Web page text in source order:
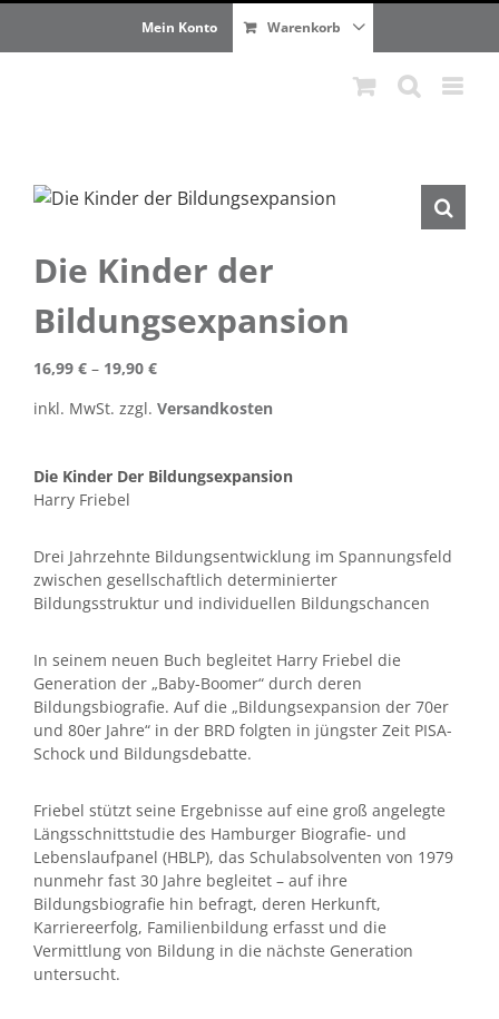
Mein Konto Warenkorb
Die Kinder der
Bildungsexpansion
16,99 € – 19,90 €
inkl. MwSt. zzgl. Versandkosten
Die Kinder Der Bildungsexpansion
Harry Friebel
Drei Jahrzehnte Bildungsentwicklung im Spannungsfeld
zwischen gesellschaftlich determinierter
Bildungsstruktur und individuellen Bildungschancen
In seinem neuen Buch begleitet Harry Friebel die
Generation der „Baby-Boomer“ durch deren
Bildungsbiografie. Auf die „Bildungsexpansion der 70er
und 80er Jahre“ in der BRD folgten in jüngster Zeit PISA-
Schock und Bildungsdebatte.
Friebel stützt seine Ergebnisse auf eine groß angelegte
Längsschnittstudie des Hamburger Biografie- und
Lebenslaufpanel (HBLP), das Schulabsolventen von 1979
nunmehr fast 30 Jahre begleitet – auf ihre
Bildungsbiografie hin befragt, deren Herkunft,
Karriereerfolg, Familienbildung erfasst und die
Vermittlung von Bildung in die nächste Generation
untersucht.